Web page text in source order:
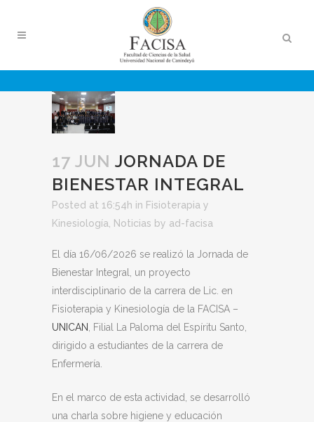
17 JUN JORNADA DE
BIENESTAR INTEGRAL
Posted at 16:54h in Fisioterapia y
Kinesiología
Noticias by ad-facisa
El día 16/06/2026 se realizó la Jornada de
Bienestar Integral, un proyecto
interdisciplinario de la carrera de Lic. en
Fisioterapia y Kinesiología de la FACISA –
UNICAN
, Filial La Paloma del Espíritu Santo,
dirigido a estudiantes de la carrera de
Enfermería.
En el marco de esta actividad, se desarrolló
una charla sobre higiene y educación